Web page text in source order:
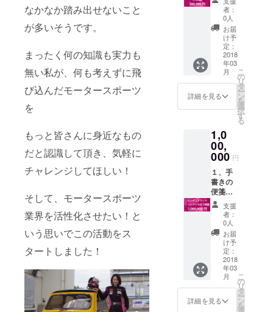
なかなか踏み出せないこと
が多いそうです。
まったく何の知識も実力も
無い私が、何も考えずに飛
び込んだモータースポーツ
を
もっと皆さんに身近なもの
だと認識して頂き、気軽に
チャレンジしてほしい！
そして、モータースポーツ
業界を活性化させたい！と
いう思いでこの活動をス
タートしました！
権利：
2018年
2月頃開
催予定
５、サ
イン入
りポス
ターA2
サイズ2
枚：
レー
サー姿
レース
クイー
ン姿×1
６、合
同写真
撮影会
参加権
利：
2018年
2月ごろ
開催予
定 7、1
日デー
ト権利
（マ
ネー
ジャー
付き。
デート
メッ
セージ
２、お
礼動
画：1分
程度
３、写
真3枚：
レー
サー姿
×1、
レース
ン姿
×1、ラ
ンダム
×1 ４、
ファン
ミー
ティン
グ参加
権利：
2018年
2月頃開
催予定
５、サ
イン入
りポス
ターA2
サイズ2
枚：
レー
者：
0人
お届
け予
定：
2018
年03
月
詳細を見る
こ
の
リ
タ
ー
ン
を
選
択
す
る
1,0
00,
000 円
１、手
書きの
便箋の
御礼
メッ
セージ
２、お
礼動
画：1分
程度
３、写
真3枚：
レー
サー姿
×1、
支援
者：
0人
お届
け予
定：
2018
年03
月
詳細を見る
こ
の
リ
タ
ー
ン
を